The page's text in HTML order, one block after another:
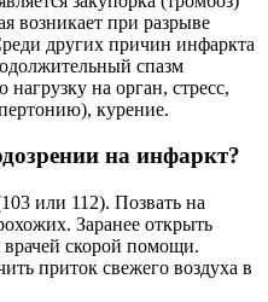
возникает при разрыве
других причин инфаркта
спазм
на орган, стресс,
курение.
на инфаркт?
или 112). Позвать на
Заранее открыть
скорой помощи.
приток свежего воздуха в